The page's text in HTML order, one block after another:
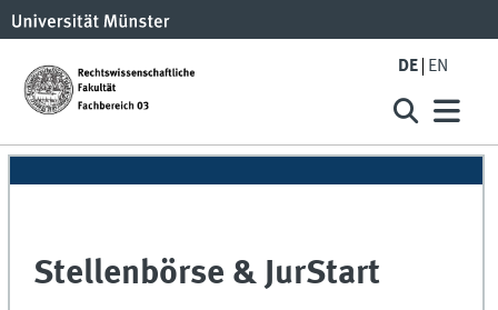
DE EN
Stellenbörse & JurStart